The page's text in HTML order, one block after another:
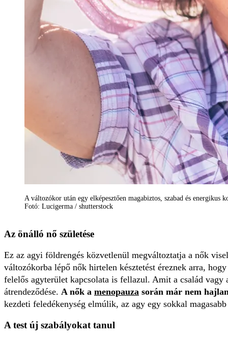
A változókor után egy elképesztően magabiztos, szabad és energikus
Fotó: Lucigerma / shutterstock
Az önálló nő születése
Ez az agyi földrengés közvetlenül megváltoztatja a nők
változókorba lépő nők hirtelen késztetést éreznek arra,
felelős agyterület kapcsolata is fellazul. Amit a család
átrendeződése. A nők a menopauza során már nem
kezdeti feledékenység elmúlik, az agy egy sokkal
A test új szabályokat tanul